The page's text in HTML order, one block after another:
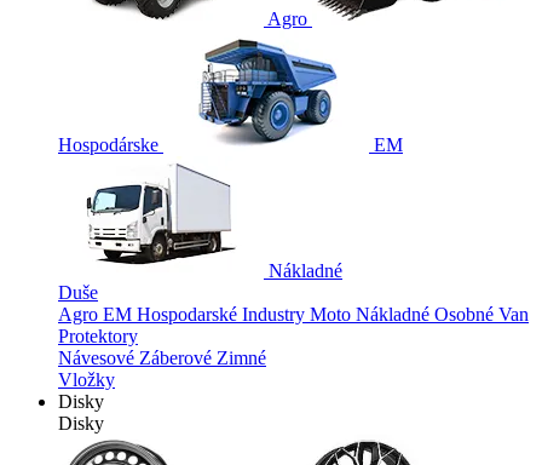
Agro
Hospodárske EM
Nákladné
Duše
Agro EM Hospodarské Industry Moto Nákladné Osobné Van
Protektory
Návesové Záberové Zimné
Vložky
Disky
Disky